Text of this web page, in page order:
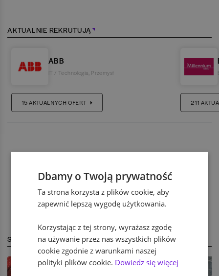
AKTUALNIE REKRUTUJĄ
ABB
IT / Technologia Przemysł
15AKTUALNYCH OFERT 211
STREFA EKSPERTA
Dbamy o Twoją prywatność
Ta strona korzysta z plików cookie, aby
zapewnić lepszą wygodę użytkowania.
Korzystając z tej strony, wyrażasz zgodę
na używanie przez nas wszystkich plików
cookie zgodnie z warunkami naszej
polityki plików cookie. Dowiedz się więcej